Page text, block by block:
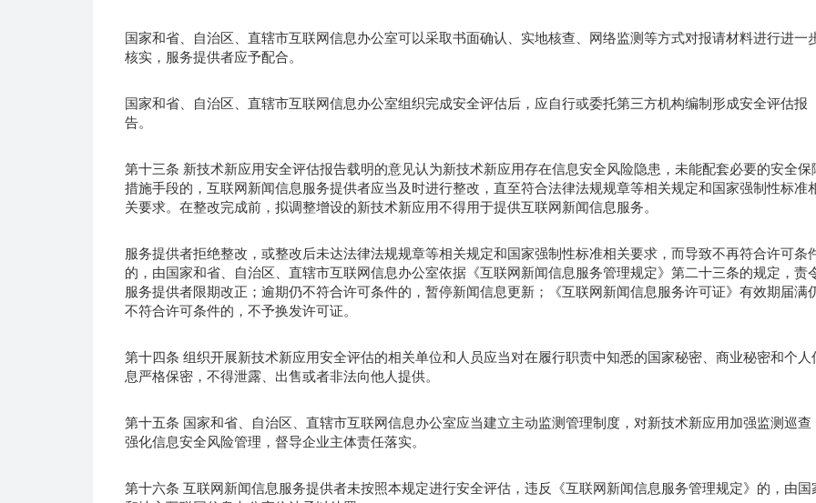
国家和省、自治区、直辖市互联网信息办公室可以采取书面确认、实地核查、网络监测等方式对报请材料进行进一
核实，服务提供者应予配合。
国家和省、自治区、直辖市互联网信息办公室组织完成安全评估后，应自行或委托第三方机构编制形成安全评估报
告。
第十三条 新技术新应用安全评估报告载明的意见认为新技术新应用存在信息安全风险隐患，未能配套必要的安全保
措施手段的，互联网新闻信息服务提供者应当及时进行整改，直至符合法律法规规章等相关规定和国家强制性标准
关要求。在整改完成前，拟调整增设的新技术新应用不得用于提供互联网新闻信息服务。
服务提供者拒绝整改，或整改后未达法律法规规章等相关规定和国家强制性标准相关要求，而导致不再符合许可条
的，由国家和省、自治区、直辖市互联网信息办公室依据《互联网新闻信息服务管理规定》第二十三条的规定，责
服务提供者限期改正；逾期仍不符合许可条件的，暂停新闻信息更新；《互联网新闻信息服务许可证》有效期届满
不符合许可条件的，不予换发许可证。
第十四条 组织开展新技术新应用安全评估的相关单位和人员应当对在履行职责中知悉的国家秘密、商业秘密和个人
息严格保密，不得泄露、出售或者非法向他人提供。
第十五条 国家和省、自治区、直辖市互联网信息办公室应当建立主动监测管理制度，对新技术新应用加强监测巡查
强化信息安全风险管理，督导企业主体责任落实。
第十六条 互联网新闻信息服务提供者未按照本规定进行安全评估，违反《互联网新闻信息服务管理规定》的，由国